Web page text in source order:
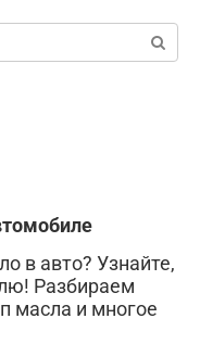
в авто? Узнайте,
Разбираем
масла и многое